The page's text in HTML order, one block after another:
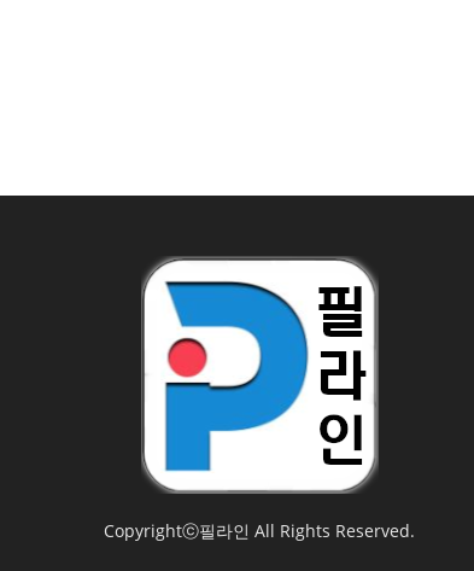
Copyrightⓒ필라인 All Rights Reserved.